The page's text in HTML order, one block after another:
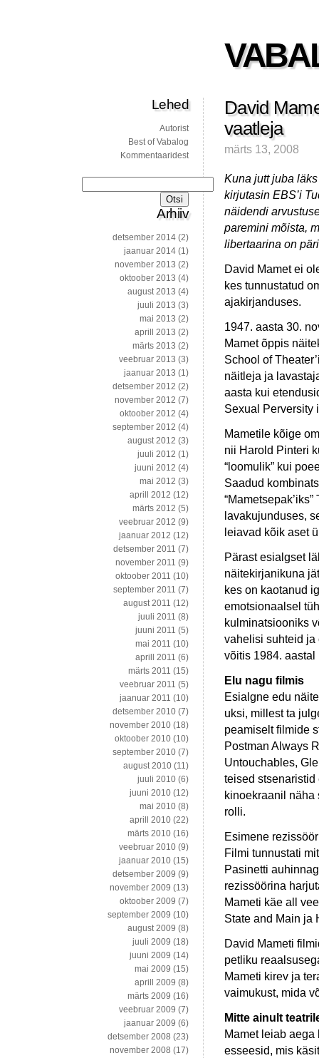
David
vaatleja
märts 13, 2008
Kuna jutt juba
kirjutasin EBS’i
näidendi
paremini mõista,
libertaarina on
David Mamet ei
kes tunnustatud
ajakirjanduses.
1947. aasta 30.
Mamet õppis
School of
näitleja ja
aasta kui
Sexual Perversity
Mametile kõige
nii Harold Pinteri
“loomulik” kui
Saadud
lavakujunduses,
leiavad kõik aset
Pärast esialgset
näitekirjanikuna
kes on kaotanud
emotsionaalsel
kulminatsiooniks
vahelisi suhteid ja
võitis 1984.
Elu nagu filmis
Esialgne edu
uksi, millest ta
peamiselt filmide
Postman Always
Untouchables,
teised stsenaristid
kinoekraanil näha
rolli.
Esimene
Filmi tunnustati
Pasinetti
rezissöörina
Mameti käe all
State and Main ja
David Mameti
petliku
Mameti kirev ja
vaimukust, mida
Mitte ainult
Mamet leiab
esseesid, mis
Lehed
Autorist
Best of Vabalog
Kommentaaridest
Arhiiv
detsember 2014 (2)
jaanuar 2014 (1)
november 2013 (2)
oktoober 2013 (4)
august 2013 (4)
juuli 2013 (3)
mai 2013 (2)
aprill 2013 (2)
märts 2013 (2)
veebruar 2013 (3)
jaanuar 2013 (1)
detsember 2012 (2)
november 2012 (7)
oktoober 2012 (4)
september 2012 (4)
august 2012 (3)
juuli 2012 (1)
juuni 2012 (4)
mai 2012 (3)
aprill 2012 (12)
märts 2012 (5)
veebruar 2012 (9)
jaanuar 2012 (12)
detsember 2011 (7)
november 2011 (9)
oktoober 2011 (10)
september 2011 (7)
august 2011 (12)
juuli 2011 (8)
juuni 2011 (5)
mai 2011 (10)
aprill 2011 (6)
märts 2011 (15)
veebruar 2011 (5)
jaanuar 2011 (10)
detsember 2010 (7)
november 2010 (18)
oktoober 2010 (10)
september 2010 (7)
august 2010 (11)
juuli 2010 (6)
juuni 2010 (12)
mai 2010 (8)
aprill 2010 (22)
märts 2010 (16)
veebruar 2010 (9)
jaanuar 2010 (15)
detsember 2009 (9)
november 2009 (13)
oktoober 2009 (7)
september 2009 (10)
august 2009 (8)
juuli 2009 (18)
juuni 2009 (14)
mai 2009 (15)
aprill 2009 (8)
märts 2009 (16)
veebruar 2009 (7)
jaanuar 2009 (6)
detsember 2008 (23)
november 2008 (17)